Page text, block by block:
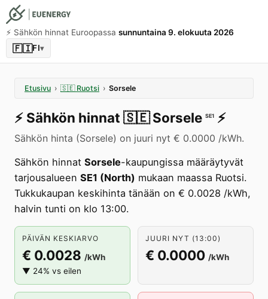
⚡️ Sähkön hinnat Euroopassa sunnuntaina 9. elokuuta 2026
🇫🇮FI▾
Etusivu › 🇸🇪 Ruotsi › Sorsele
⚡️ Sähkön hinnat 🇸🇪 Sorsele SE1 ⚡️
Sähkön hinta (Sorsele) on juuri nyt € 0.0000 /kWh.
Sähkön hinnat Sorsele-kaupungissa määräytyvät
tarjousalueen SE1 (North) mukaan maassa Ruotsi.
Tukkukaupan keskihinta tänään on € 0.0028 /kWh,
halvin tunti on klo 13:00.
PÄIVÄN KESKIARVO
€ 0.0028 /kWh
▼ 24% vs eilen
JUURI NYT (13:00)
€ 0.0000 /kWh